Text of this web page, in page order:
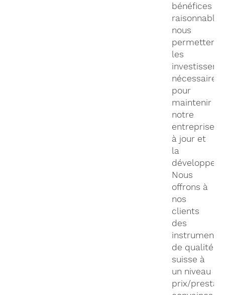
bénéfices
raisonnables
nous
permettent
les
nécessaires
pour
maintenir
notre
entreprise
à jour et
la
développer.
Nous
offrons à
nos
clients
des
instruments
de qualité
suisse à
un niveau
prix/